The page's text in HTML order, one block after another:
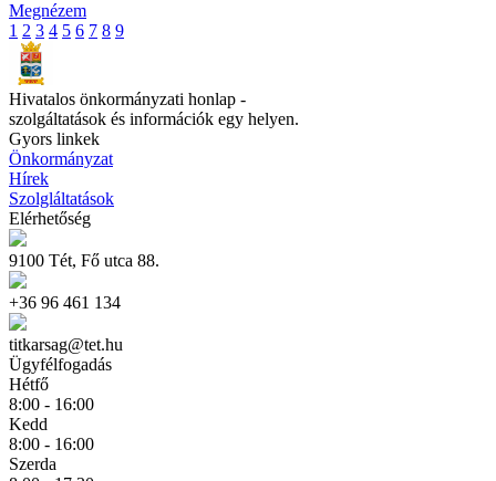
Megnézem
1 2 3 4 5 6 7 8 9
Hivatalos önkormányzati honlap -
szolgáltatások és információk egy helyen.
Gyors linkek
Önkormányzat
Hírek
Szolgláltatások
Elérhetőség
9100 Tét, Fő utca 88.
+36 96 461 134
titkarsag@tet.hu
Ügyfélfogadás
Hétfő
8:00 - 16:00
Kedd
8:00 - 16:00
Szerda